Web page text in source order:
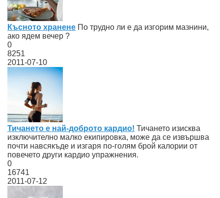
Късното хранене По трудно ли е да изгорим мазнини,
ако ядем вечер ?
0
8251
2011-07-10
Тичането e най-доброто кардио! Тичането изисква
изключително малко екипировка, може да се извършва
почти навсякъде и изгаря по-голям брой калории от
повечето други кардио упражнения.
0
16741
2011-07-12